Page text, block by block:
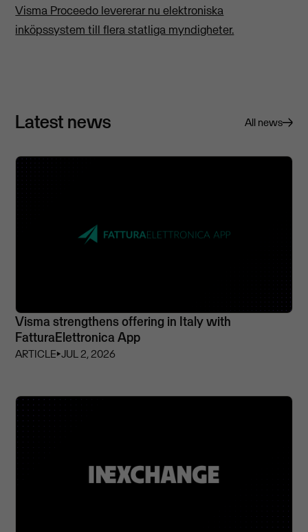
Visma Proceedo levererar nu elektroniska
inköpssystem till flera statliga myndigheter.
Latest news All news
Visma strengthens offering in Italy with
FatturaElettronica App
ARTICLE⏵JUL 2, 2026